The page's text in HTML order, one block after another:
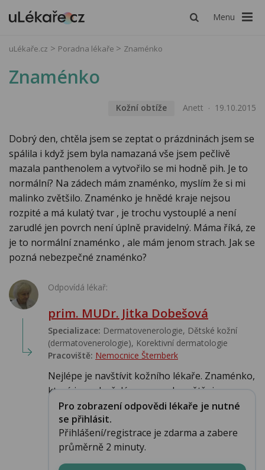
Menu
uLékaře.cz Poradna lékaře Znaménko
Znaménko
Kožní obtíže Anett 19.10.2015
Dobrý den, chtěla jsem se zeptat o prázdninách jsem se
spálila i když jsem byla namazaná vše jsem pečlivě
mazala panthenolem a vytvořilo se mi hodně pih. Je to
normální? Na zádech mám znaménko, myslím že si mi
malinko zvětšilo. Znaménko je hnědé kraje nejsou
rozpité a má kulatý tvar , je trochu vystouplé a není
zarudlé jen povrch není úplně pravidelný. Máma říká, ze
je to normální znaménko , ale mám jenom strach. Jak se
pozná nebezpečné znaménko?
Odpovídá lékař:
prim. MUDr. Jitka Dobešová
Specializace: Dermatovenerologie, Dětské kožní
(dermatovenerologie), Korektivní dermatologie
Pracoviště: Nemocnice Šternberk
Nejlépe je navštívit kožního lékaře. Znaménko,
které je podezřelé se opravdu zvětšuje, ...
Pro zobrazení odpovědi lékaře je nutné
se přihlásit.
Přihlášení/registrace je zdarma a zabere
průměrně 2 minuty.